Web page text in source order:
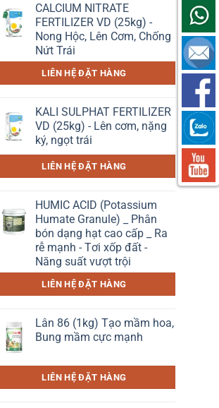
CALCIUM NITRATE
FERTILIZER VD (25kg) -
Nong Hộc, Lên Cơm, Chống
Nứt Trái
LIÊN HỆ ĐẶT HÀNG
KALI SULPHAT FERTILIZER
VD (25kg) - Lên cơm, nặng
ký, ngọt trái
LIÊN HỆ ĐẶT HÀNG
HUMIC ACID (Potassium
Humate Granule) _ Phân
bón dạng hạt cao cấp _ Ra
rễ mạnh - Tơi xốp đất -
Năng suất vượt trội
LIÊN HỆ ĐẶT HÀNG
Lân 86 (1kg) Tạo mầm hoa,
Bung mầm cực mạnh
LIÊN HỆ ĐẶT HÀNG